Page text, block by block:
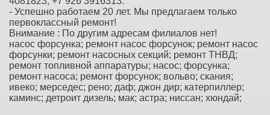
- Успешно работаем 20 лет. Мы предлагаем только
первоклассный ремонт!
Внимание : По другим адресам филиалов нет!
насос форсунка; ремонт насос форсунок; ремонт насос
форсунки; ремонт насосных секций; ремонт ТНВД;
ремонт топливной аппаратуры; насос; форсунка;
ремонт насоса; ремонт форсунок; вольво; скания;
ивеко; мерседес; рено; даф; джон дир; катерпиллер;
каминс; детроит дизель; мак; астра; ниссан; хюндай;